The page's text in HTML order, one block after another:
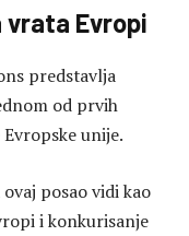
Evropi
predstavlja
od prvih
unije.
posao vidi kao
i konkurisanje